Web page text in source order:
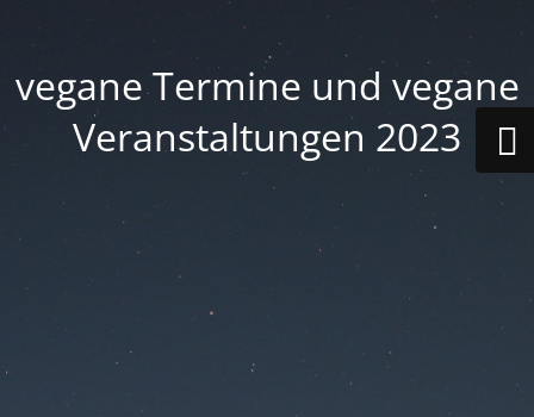
vegane Termine und vegane
Veranstaltungen 2023